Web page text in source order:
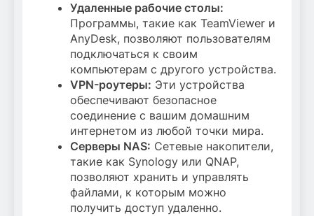
Удаленные рабочие столы:
Программы, такие как TeamViewer и
AnyDesk, позволяют пользователям
подключаться к своим
компьютерам с другого устройства.
VPN-роутеры: Эти устройства
обеспечивают безопасное
соединение с вашим домашним
интернетом из любой точки мира.
Серверы NAS: Сетевые накопители,
такие как Synology или QNAP,
позволяют хранить и управлять
файлами, к которым можно
получить доступ удаленно.